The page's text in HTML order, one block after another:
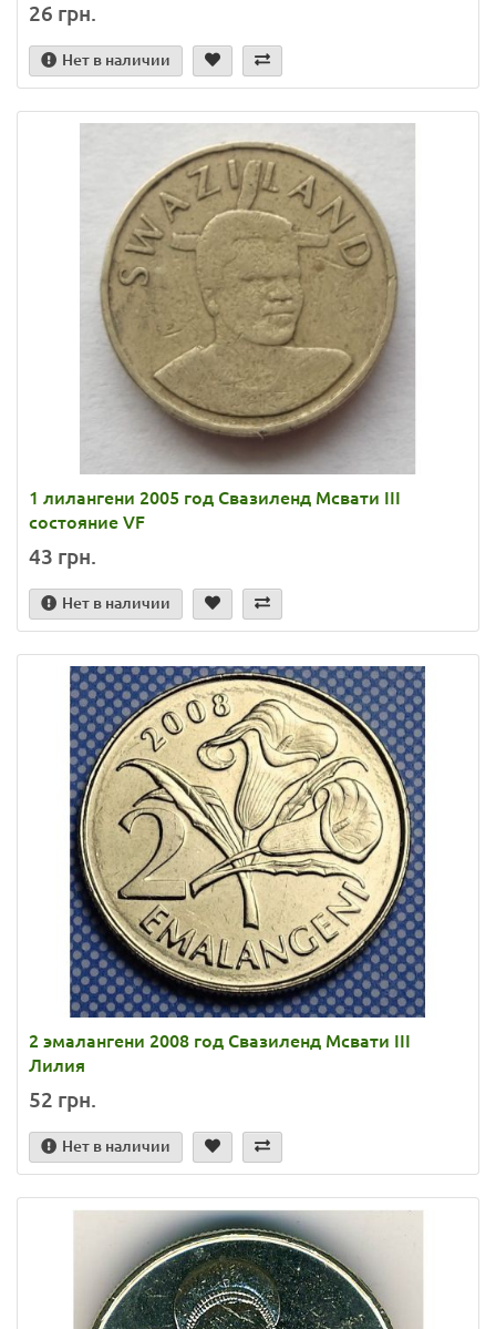
26 грн.
Нет в наличии
1 лилангени 2005 год Свазиленд Мсвати III
состояние VF
43 грн.
Нет в наличии
2 эмалангени 2008 год Свазиленд Мсвати III
Лилия
52 грн.
Нет в наличии